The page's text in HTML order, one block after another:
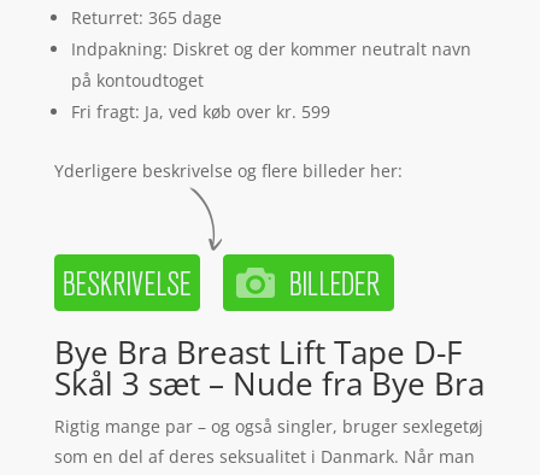
Returret: 365 dage
Indpakning: Diskret og der kommer neutralt navn
på kontoudtoget
Fri fragt: Ja, ved køb over kr. 599
Yderligere beskrivelse og flere billeder her:
Bye Bra Breast Lift Tape D-F
Skål 3 sæt – Nude fra Bye Bra
Rigtig mange par – og også singler, bruger sexlegetøj
som en del af deres seksualitet i Danmark. Når man